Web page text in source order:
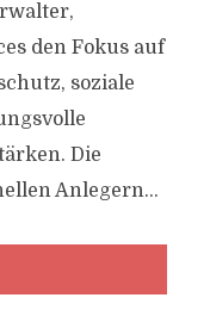
den Fokus auf
soziale
Die
Anlegern...